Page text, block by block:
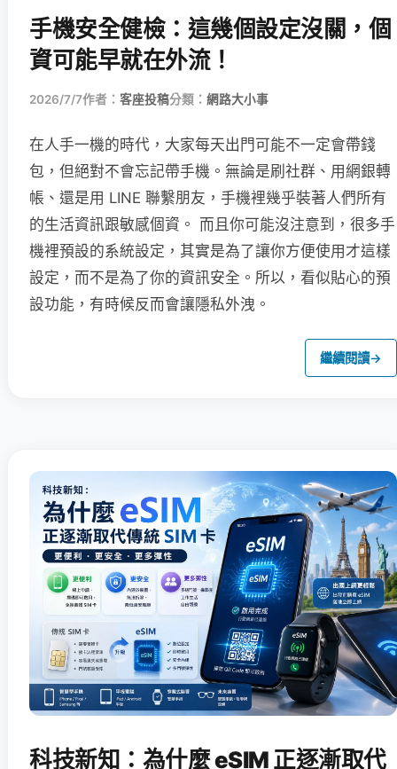
手機安全健檢：這幾個設定沒關，個
資可能早就在外流！
2026/7/7作者： 客座投稿分類： 網路大小事
在人手一機的時代，大家每天出門可能不一定會帶錢
包，但絕對不會忘記帶手機。無論是刷社群、用網銀轉
帳、還是用 LINE 聯繫朋友，手機裡幾乎裝著人們所有
的生活資訊跟敏感個資。 而且你可能沒注意到，很多手
機裡預設的系統設定，其實是為了讓你方便使用才這樣
設定，而不是為了你的資訊安全。所以，看似貼心的預
設功能，有時候反而會讓隱私外洩。
繼續閱讀→
科技新知：為什麼 eSIM 正逐漸取代